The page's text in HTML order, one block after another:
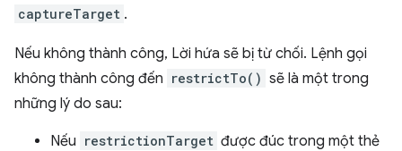
captureTarget .
Nếu không thành công, Lời hứa sẽ bị từ chối. Lệnh gọi
không thành công đến restrictTo() sẽ là một trong
những lý do sau:
Nếu restrictionTarget được đúc trong một thẻ